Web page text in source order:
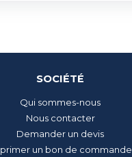
SOCIÉTÉ
Qui sommes-nous
Nous contacter
Demander un devis
un bon de commande